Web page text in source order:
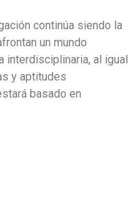
continúa siendo la
un mundo
interdisciplinaria, al igual
y aptitudes
basado en